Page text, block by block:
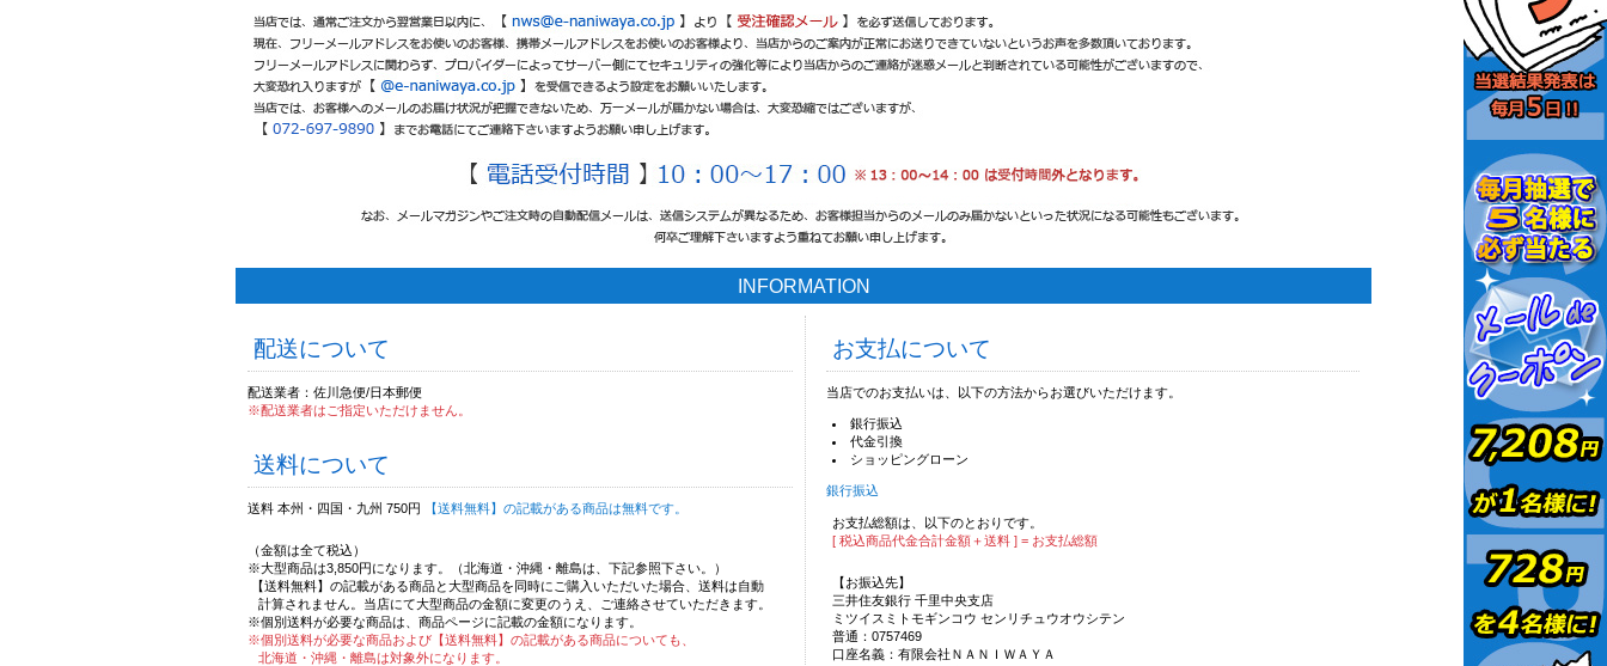
INFORMATION
配送について
配送業者：佐川急便/日本郵便
※配送業者はご指定いただけません。
送料について
送料 本州・四国・九州 750円 【送料無料】の記載がある商品は無料です。
（金額は全て税込）
※大型商品は3,850円になります。（北海道・沖縄・離島は、下記参照下さい。）
【送料無料】の記載がある商品と大型商品を同時にご購入いただいた場合、送料は自動
計算されません。当店にて大型商品の金額に変更のうえ、ご連絡させていただきます。
※個別送料が必要な商品は、商品ページに記載の金額になります。
※個別送料が必要な商品および【送料無料】の記載がある商品についても、
北海道・沖縄・離島は対象外になります。
お支払について
当店でのお支払いは、以下の方法からお選びいただけます。
銀行振込
代金引換
ショッピングローン
銀行振込
お支払総額は、以下のとおりです。
[ 税込商品代金合計金額＋送料 ] = お支払総額
【お振込先】
三井住友銀行 千里中央支店
ミツイスミトモギンコウ センリチュウオウシテン
普通：0757469
口座名義：有限会社ＮＡＮＩＷＡＹＡ